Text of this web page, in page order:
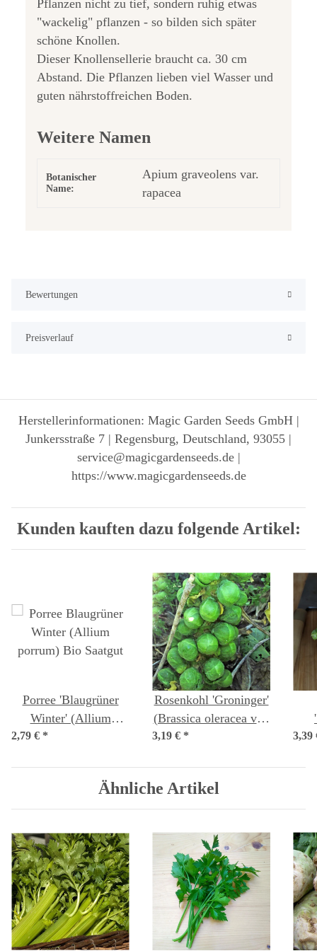
Pflanzen nicht zu tief, sondern ruhig etwas
"wackelig" pflanzen - so bilden sich später
schöne Knollen.
Dieser Knollensellerie braucht ca. 30 cm
Abstand. Die Pflanzen lieben viel Wasser und
guten nährstoffreichen Boden.
Weitere Namen
Botanischer
Name:
Apium graveolens var.
rapacea
Bewertungen
Preisverlauf
Herstellerinformationen: Magic Garden Seeds GmbH |
Junkersstraße 7 | Regensburg, Deutschland, 93055 |
service@magicgardenseeds.de |
https://www.magicgardenseeds.de
Kunden kauften dazu folgende Artikel:
Porree 'Blaugrüner
Winter' (Allium
porrum) Bio Saatgut
2,79 € *
Rosenkohl 'Groninger'
(Brassica oleracea var.
gemmifera) Bio
3,19 € * 3,39
Ähnliche Artikel